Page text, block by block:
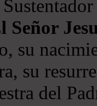
Señor
su
su
del